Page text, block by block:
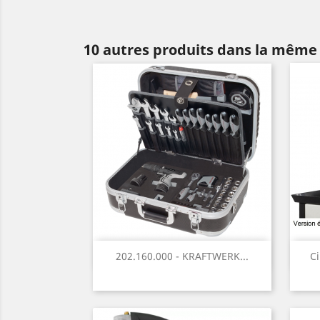
10 autres produits dans la
202.160.000 - KRAFTWERK...
Aperçu rapide